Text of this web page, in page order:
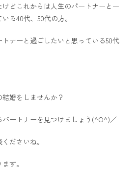
どこれからは人生のパートナーと一
る40代、50代の方。
ナーと過ごしたいと思っている50代
婚をしませんか？
ートナーを見つけましょう(^O^)／
ださいね。
す。